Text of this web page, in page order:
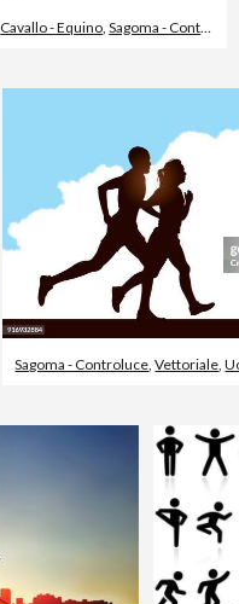
Cavallo - Equino,Sagoma - Controluce
Sagoma - Controluce ,Vettoriale ,